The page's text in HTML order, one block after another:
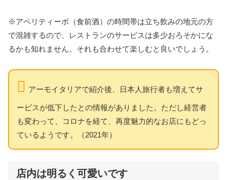
※アペリティーボ（食前酒）の時間帯は立ち飲みの地元の方
で混雑するので、レストランのサービスは多少おろそかにな
るかも知れません。それも合わせて楽しむと良いでしょう。
アーモイタリアで紹介後、日本人旅行者も増えてサ
ービスが低下したとの情報がありました。ただし経営者
も変わって、コロナを経て、再度魅力的なお店にもどっ
ているようです。（2021年）
店内は明るく可愛いです